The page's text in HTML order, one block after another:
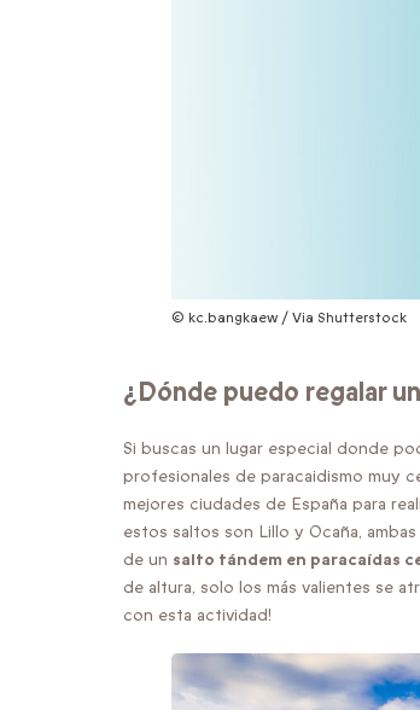
© kc.bangkaew / Via Shutterstock
¿Dónde puedo regalar
Si buscas un lugar especial donde
profesionales de paracaidismo muy
mejores ciudades de España para
estos saltos son Lillo y Ocaña,
de un salto tándem en paracaídas
de altura, solo los más valientes se
con esta actividad!